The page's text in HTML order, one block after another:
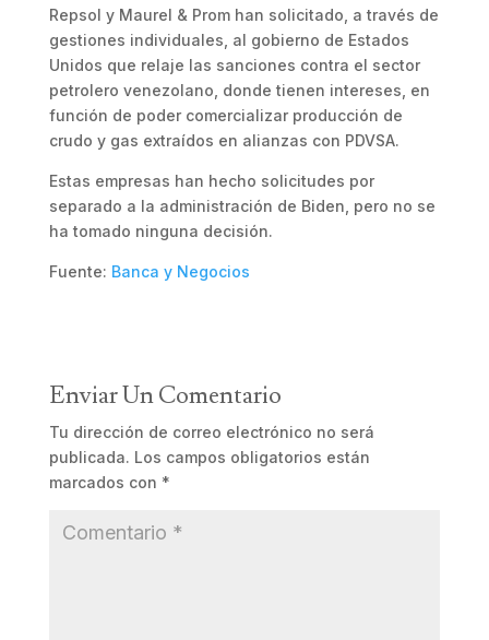
Repsol y Maurel & Prom han solicitado, a través de
gestiones individuales, al gobierno de Estados
Unidos que relaje las sanciones contra el sector
petrolero venezolano, donde tienen intereses, en
función de poder comercializar producción de
crudo y gas extraídos en alianzas con PDVSA.
Estas empresas han hecho solicitudes por
separado a la administración de Biden, pero no se
ha tomado ninguna decisión.
Fuente: Banca y Negocios
Enviar Un Comentario
Tu dirección de correo electrónico no será
publicada. Los campos obligatorios están
marcados con *